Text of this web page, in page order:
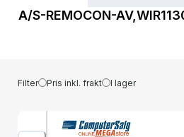
A/S-REMOCON-
Filter Pris inkl. frakt I lager